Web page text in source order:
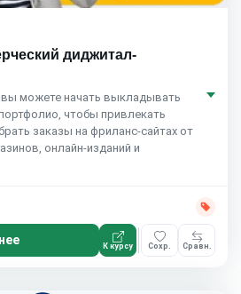
диджитал-
можете начать выкладывать
чтобы привлекать
заказы на фриланс-сайтах от
онлайн-изданий и
К курсу Сохр. Сравн.